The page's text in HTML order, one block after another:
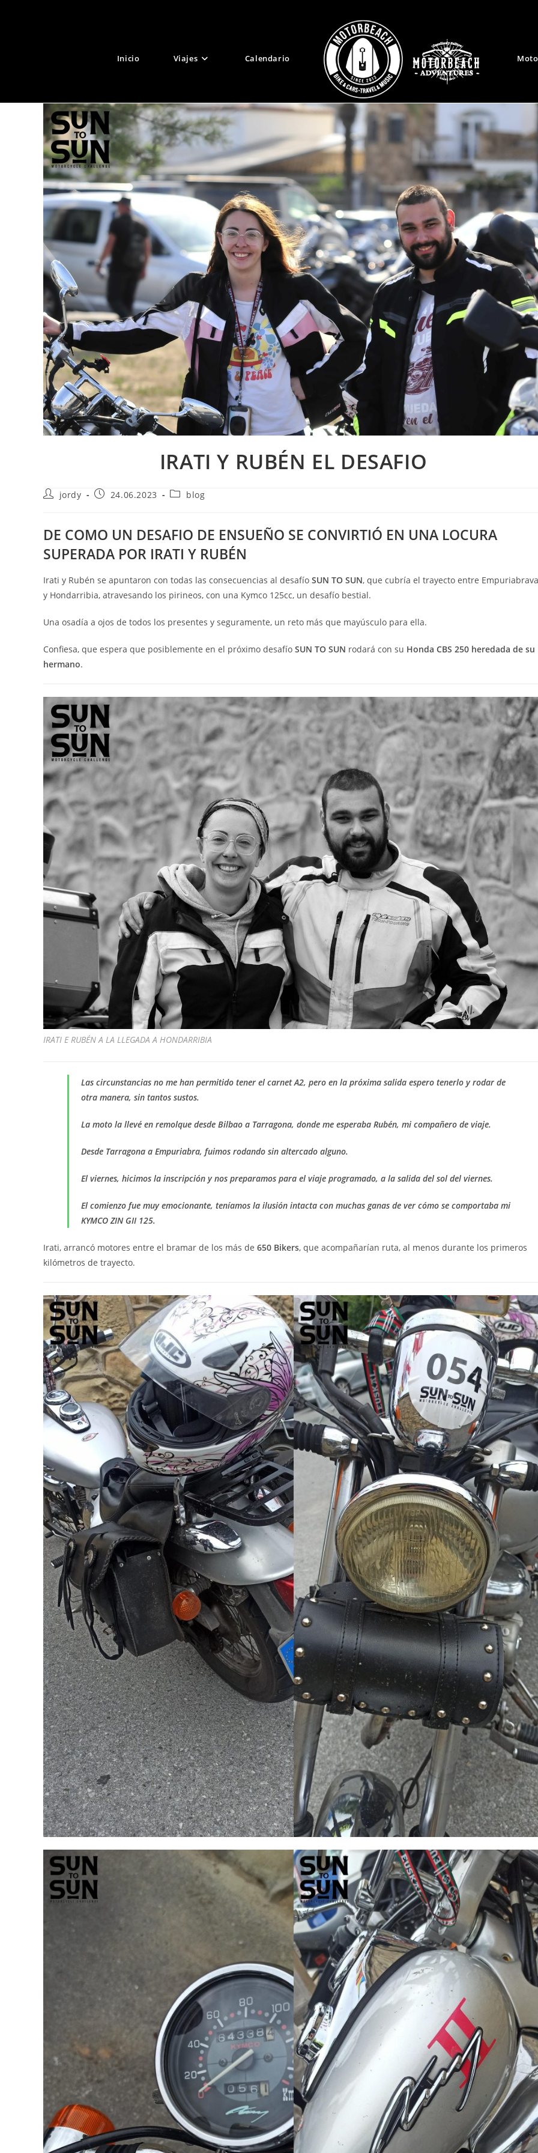
Inicio Viajes Calendario
IRATI Y RUBÉN EL DESAFIO
Autor
entrada:
jordy
Publicación
entrada:
24.06.2023
Categoría
entrada:
blog
DE COMO UN DESAFIO DE ENSUEÑO SE CONVIRTIÓ EN UNA LOCURA
SUPERADA POR IRATI Y RUBÉN
Irati y Rubén se apuntaron con todas las consecuencias al desafío SUN TO SUN, que cubría el trayecto entre Empuriabrava
y Hondarribia, atravesando los pirineos, con una Kymco 125cc, un desafío bestial.
Una osadía a ojos de todos los presentes y seguramente, un reto más que mayúsculo para ella.
Confiesa, que espera que posiblemente en el próximo desafío SUN TO SUN rodará con su Honda CBS 250 heredada de su
hermano.
IRATI E RUBÉN A LA LLEGADA A HONDARRIBIA
Las circunstancias no me han permitido tener el carnet A2, pero en la próxima salida espero tenerlo y rodar de
otra manera, sin tantos sustos.
La moto la llevé en remolque desde Bilbao a Tarragona, donde me esperaba Rubén, mi compañero de viaje.
Desde Tarragona a Empuriabra, fuimos rodando sin altercado alguno.
El viernes, hicimos la inscripción y nos preparamos para el viaje programado, a la salida del sol del viernes.
El comienzo fue muy emocionante, teníamos la ilusión intacta con muchas ganas de ver cómo se comportaba mi
KYMCO ZIN GII 125.
Irati, arrancó motores entre el bramar de los más de 650 Bikers, que acompañarían ruta, al menos durante los primeros
kilómetros de trayecto.